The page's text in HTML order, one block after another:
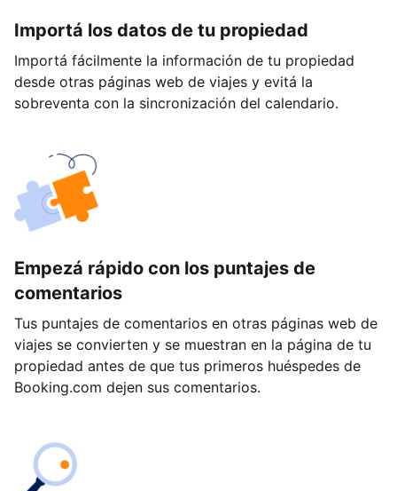
Importá los datos de tu propiedad
Importá fácilmente la información de tu propiedad
desde otras páginas web de viajes y evitá la
sobreventa con la sincronización del calendario.
Empezá rápido con los puntajes de
comentarios
Tus puntajes de comentarios en otras páginas web de
viajes se convierten y se muestran en la página de tu
propiedad antes de que tus primeros huéspedes de
Booking.com dejen sus comentarios.